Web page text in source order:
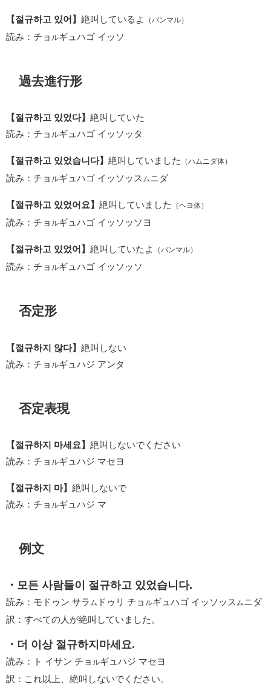
【절규하고 있어】 絶叫しているよ （パンマル）
読み：チョ ルギュハゴ イッソ
過去進行形
【절규하고 있었다】 絶叫していた
読み：チョ ルギュハゴ イッソッタ
【절규하고 있었습니다】 絶叫していました （ハムニダ体）
読み：チョ ルギュハゴ イッソッス ムニダ
【절규하고 있었어요】 絶叫していました （ヘヨ体）
読み：チョ ルギュハゴ イッソッソヨ
【절규하고 있었어】 絶叫していたよ （パンマル）
読み：チョ ルギュハゴ イッソッソ
否定形
【절규하지 않다】 絶叫しない
読み：チョ ルギュハジ アンタ
否定表現
【절규하지 마세요】 絶叫しないでください
読み：チョ ルギュハジ マセヨ
【절규하지 마】 絶叫しないで
読み：チョ ルギュハジ マ
例文
・모든 사람들이 절규하고 있었습니다.
読み：モドゥン サラ ム ドゥリ チョ ルギュハゴ イッソッス ム ニダ
訳：すべての人が絶叫していました。
・더 이상 절규하지마세요.
読み：ト イサン チョ ルギュハジ マセヨ
訳：これ以上、絶叫しないでください。